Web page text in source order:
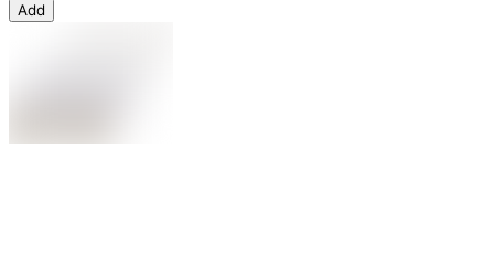
Add